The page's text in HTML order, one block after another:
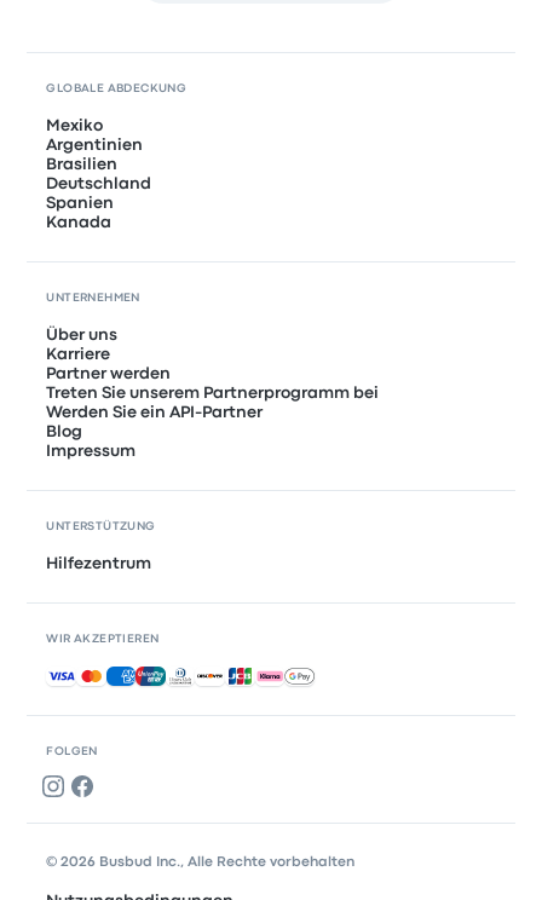
FOLGEN
GLOBALE ABDECKUNG
Mexiko
Argentinien
Brasilien
Deutschland
Spanien
Kanada
UNTERNEHMEN
Über uns
Karriere
Partner werden
Treten Sie unserem Partnerprogramm bei
Werden Sie ein API-Partner
Blog
Impressum
UNTERSTÜTZUNG
Hilfezentrum
WIR AKZEPTIEREN
Akzeptierte Zahlungsmethoden
© 2026 Busbud Inc., Alle Rechte vorbehalten